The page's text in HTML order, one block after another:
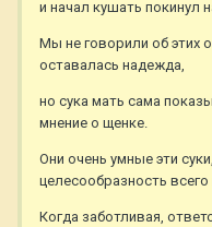
и начал кушать покинул
Мы не говорили об этих
оставалась надежда,
но сука мать сама
мнение о щенке.
Они очень умные эти
целесообразность
Когда заботливая,